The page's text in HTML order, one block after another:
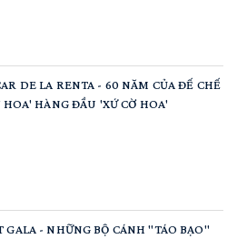
DE LA RENTA - 60 NĂM CỦA ĐẾ CHẾ
HOA' HÀNG ĐẦU 'XỨ CỜ HOA'
GALA - NHỮNG BỘ CÁNH "TÁO BẠO"